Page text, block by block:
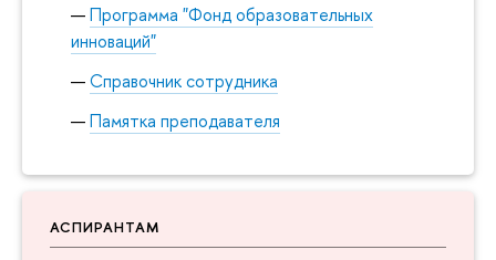
Программа "Фонд образовательных
инноваций"
Справочник сотрудника
Памятка преподавателя
АСПИРАНТАМ